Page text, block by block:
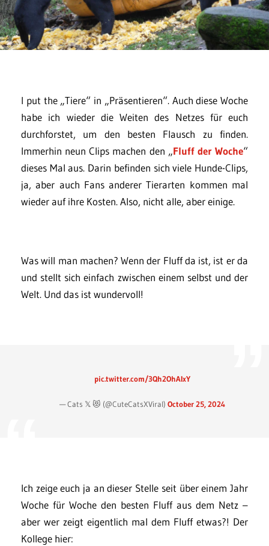
I put the „Tiere“ in „Präsentieren“. Auch diese Woche
habe ich wieder die Weiten des Netzes für euch
durchforstet, um den besten Flausch zu finden.
Immerhin neun Clips machen den „Fluff der Woche“
dieses Mal aus. Darin befinden sich viele Hunde-Clips,
ja, aber auch Fans anderer Tierarten kommen mal
wieder auf ihre Kosten. Also, nicht alle, aber einige.
Was will man machen? Wenn der Fluff da ist, ist er da
und stellt sich einfach zwischen einem selbst und der
Welt. Und das ist wundervoll!
pic.twitter.com/3Qh2OhAIxY
— Cats 𝕏 😻 (@CuteCatsXViral) October 25, 2024
Ich zeige euch ja an dieser Stelle seit über einem Jahr
Woche für Woche den besten Fluff aus dem Netz –
aber wer zeigt eigentlich mal dem Fluff etwas?! Der
Kollege hier: